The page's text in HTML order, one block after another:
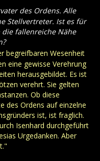
des Ordens. Alle
Stellvertreter. Ist es für
fallenreiche Nähe
begreifbaren Wesenheit
eine gewisse Verehrung
herausgebildet. Es ist
verehrt. Sie gelten
Ob diese
des Ordens auf einzelne
ist, ist fraglich.
Isenhard durchgeführt
Urgedanken. Aber